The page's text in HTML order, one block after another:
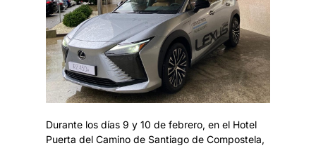
Durante los días 9 y 10 de febrero, en el Hotel
Puerta del Camino de Santiago de Compostela,